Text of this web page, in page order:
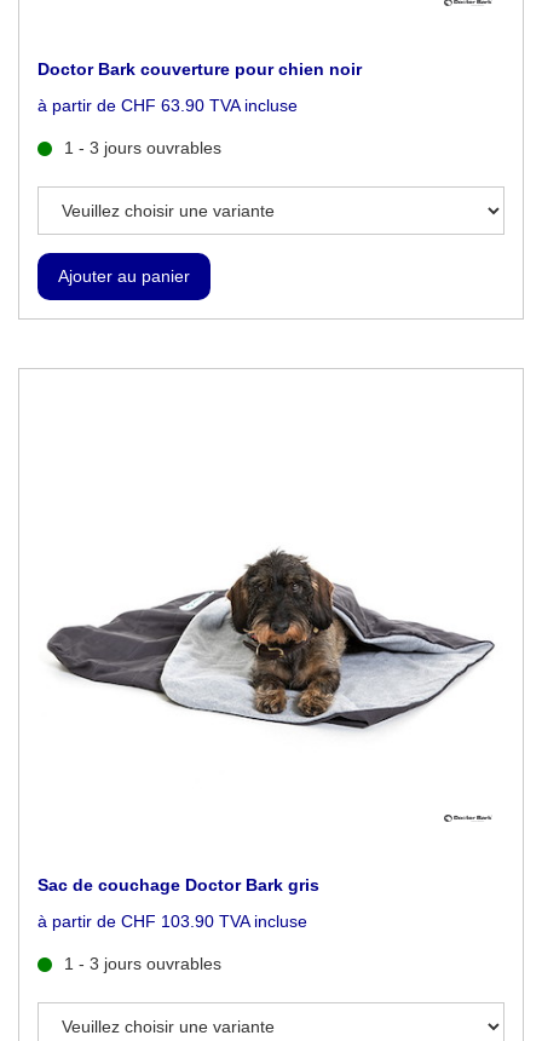
Doctor Bark couverture pour chien noir
à partir de CHF 63.90 TVA incluse
1 - 3 jours ouvrables
Sac de couchage Doctor Bark gris
à partir de CHF 103.90 TVA incluse
1 - 3 jours ouvrables